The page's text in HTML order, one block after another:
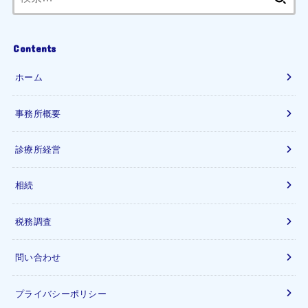
Contents
ホーム
事務所概要
診療所経営
相続
税務調査
問い合わせ
プライバシーポリシー